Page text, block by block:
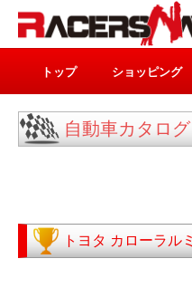
トップ ショッピング
自動車カタロ
トヨタ カローラル